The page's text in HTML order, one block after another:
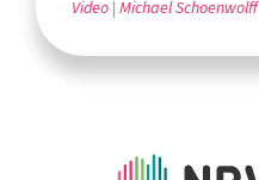
Video Michael Schoenwolff